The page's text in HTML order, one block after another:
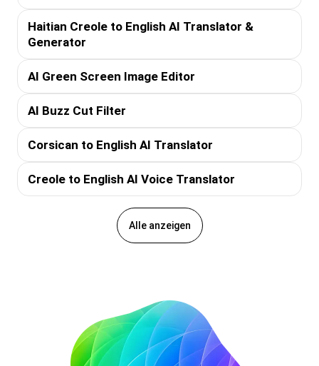
Haitian Creole to English AI Translator &
Generator
AI Green Screen Image Editor
AI Buzz Cut Filter
Corsican to English AI Translator
Creole to English AI Voice Translator
Alle anzeigen